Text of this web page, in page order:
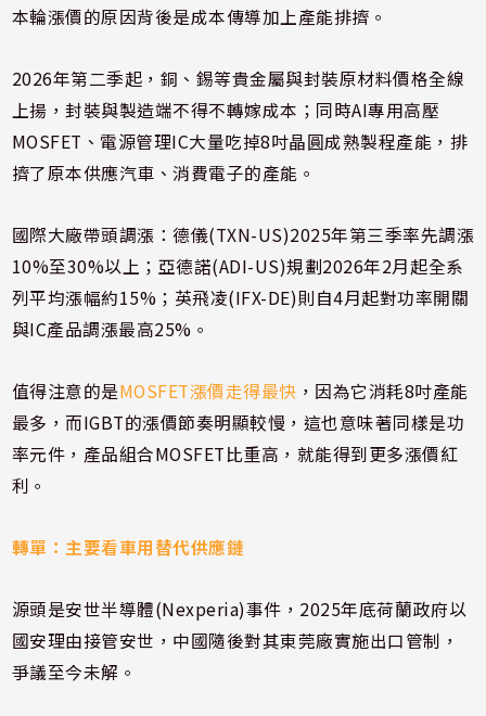
本輪漲價的原因背後是成本傳導加上產能排擠。
2026年第二季起，銅、錫等貴金屬與封裝原材料價格全線
上揚，封裝與製造端不得不轉嫁成本；同時AI專用高壓
MOSFET、電源管理IC大量吃掉8吋晶圓成熟製程產能，排
擠了原本供應汽車、消費電子的產能。
國際大廠帶頭調漲：德儀(TXN-US)2025年第三季率先調漲
10%至30%以上；亞德諾(ADI-US)規劃2026年2月起全系
列平均漲幅約15%；英飛凌(IFX-DE)則自4月起對功率開關
與IC產品調漲最高25%。
值得注意的是MOSFET漲價走得最快 ，因為它消耗8吋產能
最多，而IGBT的漲價節奏明顯較慢，這也意味著同樣是功
率元件，產品組合MOSFET比重高，就能得到更多漲價紅
利。
轉單：主要看車用替代供應鏈
源頭是安世半導體(Nexperia)事件，2025年底荷蘭政府以
國安理由接管安世，中國隨後對其東莞廠實施出口管制，
爭議至今未解。